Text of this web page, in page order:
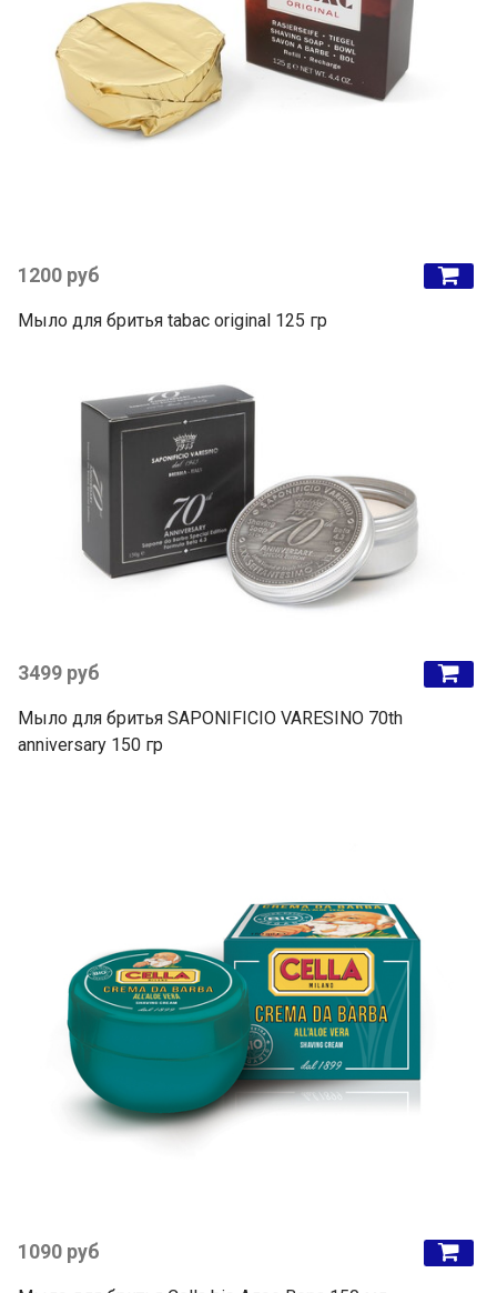
1200 руб
Мыло для бритья tabac original 125 гр
3499 руб
Мыло для бритья SAPONIFICIO VARESINO 70th
anniversary 150 гр
1090 руб